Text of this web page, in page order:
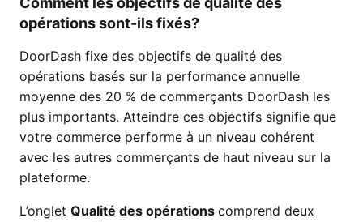
opérations sont-ils fixés?
DoorDash fixe des objectifs de qualité des
opérations basés sur la performance annuelle
moyenne des 20 % de commerçants DoorDash les
plus importants. Atteindre ces objectifs signifie que
votre commerce performe à un niveau cohérent
avec les autres commerçants de haut niveau sur la
plateforme.
L’onglet Qualité des opérations comprend deux